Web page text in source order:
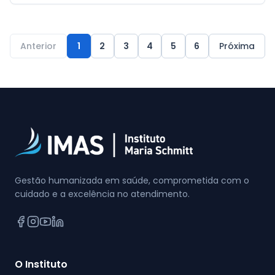
Anterior 1 2 3 4 5 6 Próxima
Gestão humanizada em saúde, comprometida com o
cuidado e a excelência no atendimento.
O Instituto